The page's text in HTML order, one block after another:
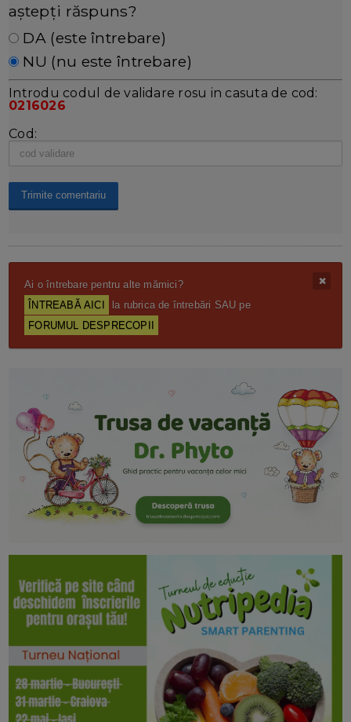
aștepți răspuns?
DA (este întrebare)
NU (nu este întrebare)
Introdu codul de validare rosu in casuta de cod:
0216026
Cod:
Ai o întrebare pentru alte mămici?
ÎNTREABĂ AICI
la rubrica de întrebări SAU pe
FORUMUL DESPRECOPII